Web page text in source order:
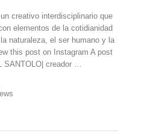
creativo interdisciplinario que
elementos de la cotidianidad
naturaleza, el ser humano y la
this post on Instagram A post
SANTOLO| creador …